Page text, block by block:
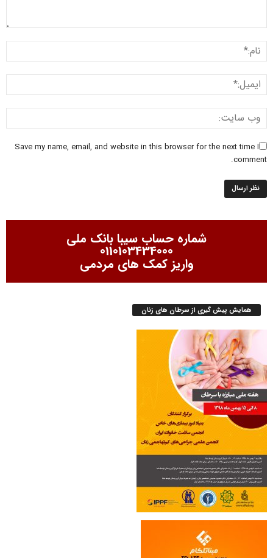
Save my name, email, and website in this browser for the next time I
comment.
شماره حساب سیبا بانک ملی
0110103434000
واریز کمک های مردمی
همایش پیش گیری از سرطان های زنان